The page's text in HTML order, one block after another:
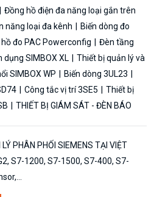
Đồng hồ điện đa năng loại gắn trên
năng loại đa kênh
Biến dòng đo
đo PAC Powerconfig
Đèn tầng
dụng SIMBOX XL
Thiết bị quản lý và
SIMBOX WP
Biến dòng 3UL23
Công tắc vị trí 3SE5
Thiết bị
THIẾT BỊ GIÁM SÁT - ĐÈN BÁO
PHÂN PHỐI SIEMENS TẠI VIỆT
S7-1200, S7-1500, S7-400, S7-